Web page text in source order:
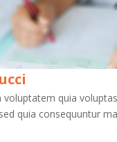
voluptatem quia
quia consequuntur